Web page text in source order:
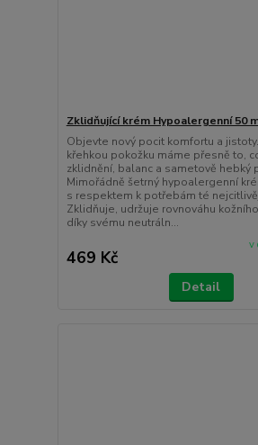
Zklidňující krém Hypoalergenní 50
Objevte nový pocit komfortu a
křehkou pokožku máme přesně to,
zklidnění, balanc a sametově hebký
Mimořádně šetrný hypoalergenní
s respektem k potřebám té
Zklidňuje, udržuje rovnováhu
díky svému neutráln...
469 Kč
v
Detail